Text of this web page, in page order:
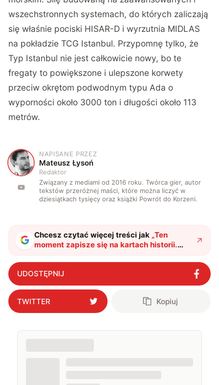
wszechstronnych systemach, do których zaliczają
się właśnie pociski HISAR-D i wyrzutnia MIDLAS
na pokładzie TCG Istanbul. Przypomnę tylko, że
Typ Istanbul nie jest całkowicie nowy, bo te
fregaty to powiększone i ulepszone korwety
przeciw okrętom podwodnym typu Ada o
wyporności około 3000 ton i długości około 113
metrów.
M
NAPISANE PRZEZ
Mateusz Łysoń
Redaktor
Związany z mediami od 2016 roku. Twórca gier, autor
tekstów przeróżnej maści, które można liczyć w
dziesiątkach tysięcy oraz książki Powrót do Korzeni.
Chcesz czytać więcej treści jak „Ten
moment zapisze się na kartach historii.
Turcja staje się coraz większą militarną
potęgą"?
UDOSTĘPNIJ
TWITTER Kopiuj